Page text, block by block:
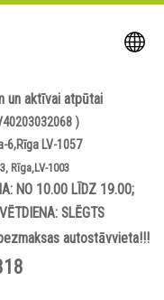
un aktīvai atpūtai
)
6,Rīga LV-1057
Rīga,LV-1003
NO 10.00 LĪDZ 19.00;
SLĒGTS
autostāvvieta!!!